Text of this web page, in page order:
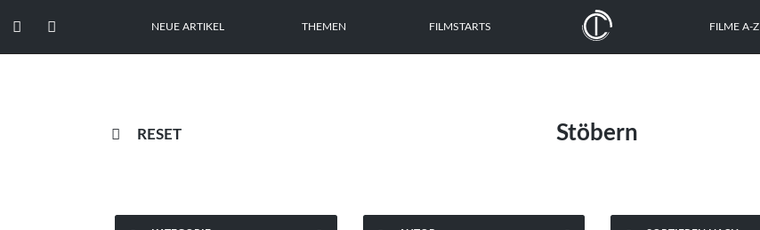
  NEUE ARTIKEL THEMEN FILMSTARTS FILME A-Z
 RESET Stöbern